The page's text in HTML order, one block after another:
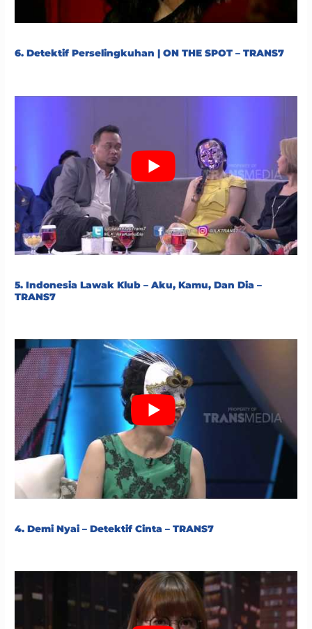
6. Detektif Perselingkuhan | ON THE SPOT – TRANS7
5. Indonesia Lawak Klub – Aku, Kamu, Dan Dia –
TRANS7
4. Demi Nyai – Detektif Cinta – TRANS7